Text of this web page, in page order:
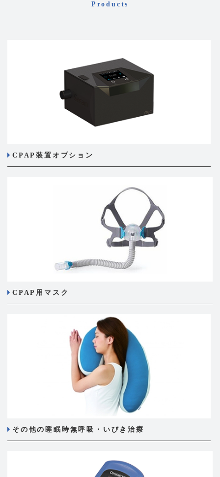
Products
CPAP装置オプション
CPAP用マスク
その他の睡眠時無呼吸・いびき治療